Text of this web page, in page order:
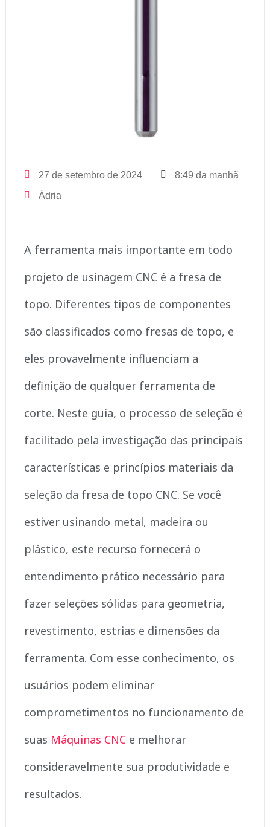
27 de setembro de 2024
8:49 da manhã
Ádria
A ferramenta mais importante em todo
projeto de usinagem CNC é a fresa de
topo. Diferentes tipos de componentes
são classificados como fresas de topo, e
eles provavelmente influenciam a
definição de qualquer ferramenta de
corte. Neste guia, o processo de seleção é
facilitado pela investigação das principais
características e princípios materiais da
seleção da fresa de topo CNC. Se você
estiver usinando metal, madeira ou
plástico, este recurso fornecerá o
entendimento prático necessário para
fazer seleções sólidas para geometria,
revestimento, estrias e dimensões da
ferramenta. Com esse conhecimento, os
usuários podem eliminar
comprometimentos no funcionamento de
suas Máquinas CNC e melhorar
consideravelmente sua produtividade e
resultados.